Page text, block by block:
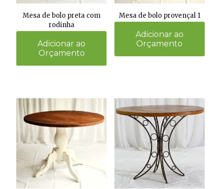
Mesa de bolo preta com
rodinha
Adicionar ao
Orçamento
Mesa de bolo provençal 1
Adicionar ao
Orçamento